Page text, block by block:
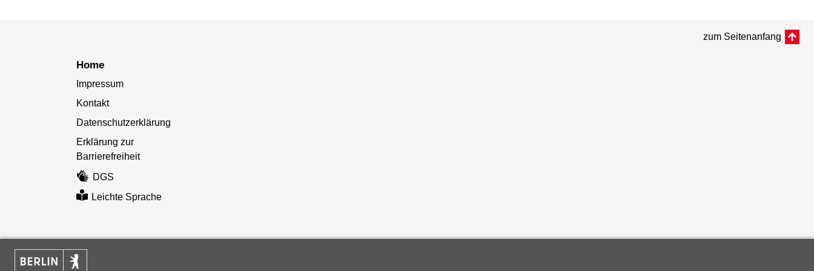
zum Seitenanfang
Home
Impressum
Kontakt
Datenschutzerklärung
Erklärung zur
Barrierefreiheit
DGS
Leichte Sprache